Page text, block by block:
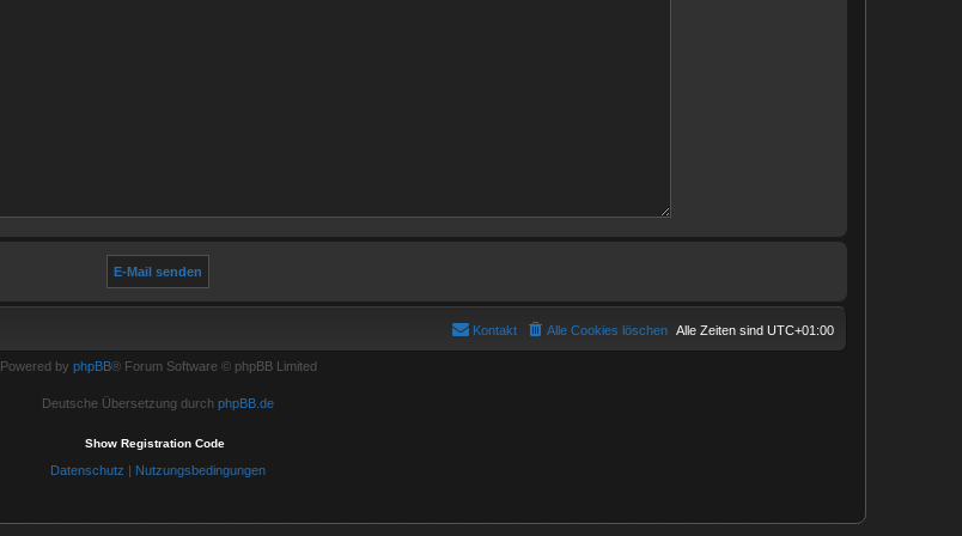
Alle Zeiten sind UTC+01:00
Alle Cookies löschen
Kontakt
Powered by phpBB® Forum Software © phpBB Limited
Deutsche Übersetzung durch phpBB.de
Show Registration Code
Datenschutz | Nutzungsbedingungen